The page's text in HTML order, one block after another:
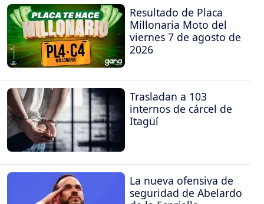
Resultado de Placa
Millonaria Moto del
viernes 7 de agosto de
2026
Trasladan a 103
internos de cárcel de
Itagüí
La nueva ofensiva de
seguridad de Abelardo